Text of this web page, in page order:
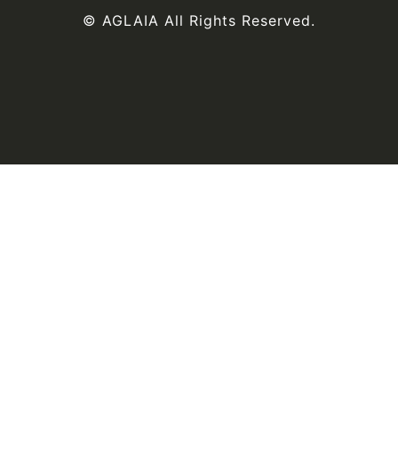
© AGLAIA All Rights Reserved.